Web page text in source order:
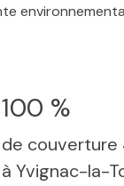
100 %
de couverture
à Yvignac-la-